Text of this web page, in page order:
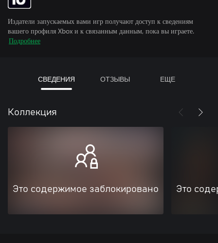
Издатели запускаемых вами игр получают доступ к сведениям
вашего профиля Xbox и к связанным данным, пока вы играете.
Подробнее
СВЕДЕНИЯ ОТЗЫВЫ ЕЩЕ
Коллекция
Это содержимое заблокировано Это